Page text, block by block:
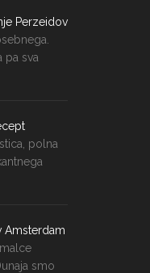
Perzeidov
pa sva
polna
Amsterdam
smo